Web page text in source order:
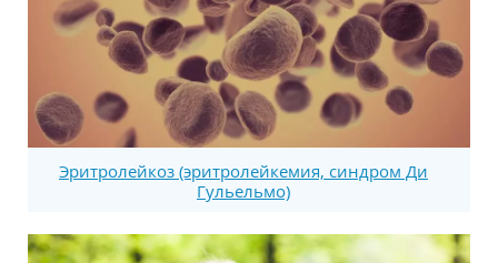
Эритролейкоз (эритролейкемия, синдром Ди
Гульельмо)